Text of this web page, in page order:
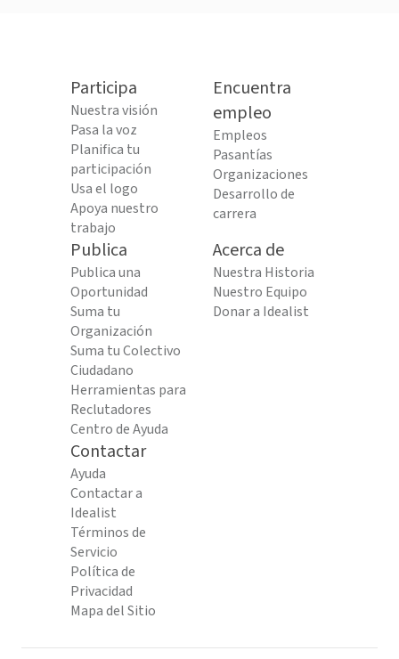
Participa
Nuestra visión
Pasa la voz
Planifica tu
participación
Usa el logo
Apoya nuestro
trabajo
Encuentra
empleo
Empleos
Pasantías
Organizaciones
Desarrollo de
carrera
Publica
Publica una
Oportunidad
Suma tu
Organización
Suma tu Colectivo
Ciudadano
Herramientas para
Reclutadores
Centro de Ayuda
Acerca de
Nuestra Historia
Nuestro Equipo
Donar a Idealist
Contactar
Ayuda
Contactar a
Idealist
Términos de
Servicio
Política de
Privacidad
Mapa del Sitio